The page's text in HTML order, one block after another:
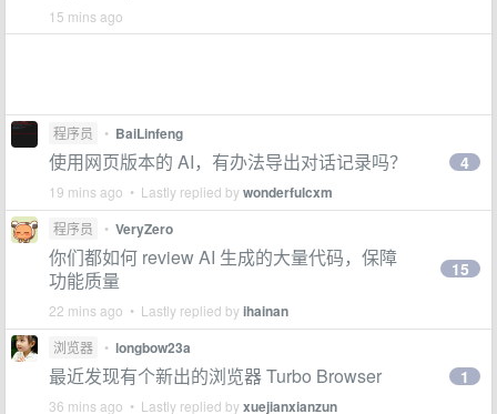
15 mins ago
程序员 • BaiLinfeng
使用网页版本的 AI，有办法导出对话记录吗？
19 mins ago • Lastly replied bywonderfulcxm
4
程序员 • VeryZero
你们都如何 review AI 生成的大量代码，保障
功能质量
22 mins ago • Lastly replied byihainan
15
浏览器 • longbow23a
最近发现有个新出的浏览器 Turbo Browser
36 mins ago • Lastly replied byxuejianxianzun
1